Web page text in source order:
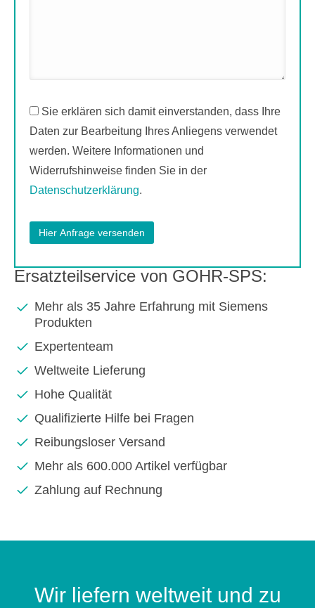
Sie erklären sich damit einverstanden, dass Ihre
Daten zur Bearbeitung Ihres Anliegens verwendet
werden. Weitere Informationen und
Widerrufshinweise finden Sie in der
Datenschutzerklärung.
Ersatzteilservice von GOHR-SPS:
Mehr als 35 Jahre Erfahrung mit Siemens
Produkten
Expertenteam
Weltweite Lieferung
Hohe Qualität
Qualifizierte Hilfe bei Fragen
Reibungsloser Versand
Mehr als 600.000 Artikel verfügbar
Zahlung auf Rechnung
Wir liefern weltweit und zu